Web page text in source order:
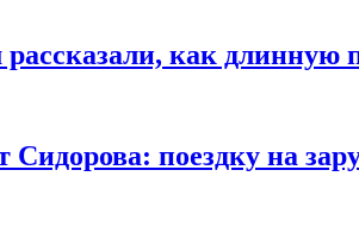
как длинную
Сидорова: поездку на